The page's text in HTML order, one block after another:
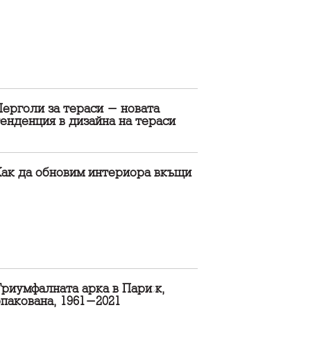
за тераси - новата
в дизайна на тераси
да обновим интериора вкъщи
арка в Париж,
1961-2021